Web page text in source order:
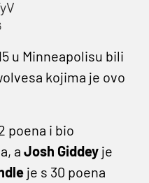
u Minneapolisu bili
kojima je ovo
poena i bio
a Josh Giddey je
je s 30 poena